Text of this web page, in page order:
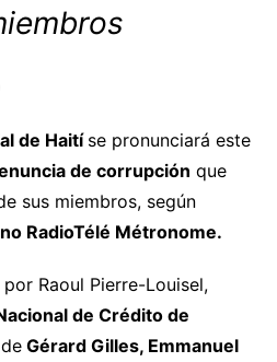
de Haití se pronunciará este
de corrupción que
sus miembros, según
RadioTélé Métronome.
Raoul Pierre-Louisel,
de Crédito de
Gérard Gilles, Emmanuel